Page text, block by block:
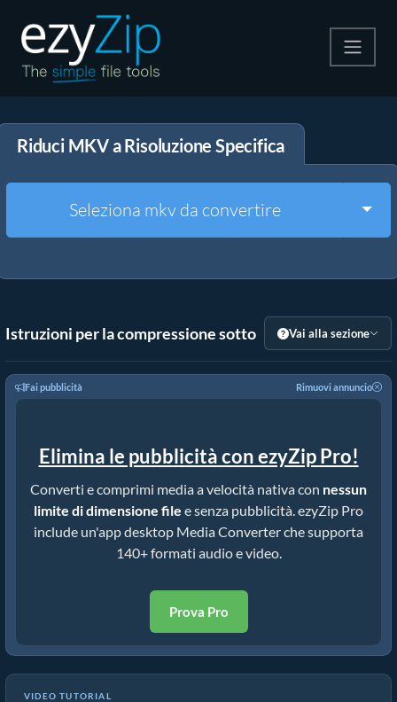
Decomprimi
Altri strumenti
Riduci MKV a Risoluzione Specifica
Seleziona mkv da convertire
Istruzioni per la compressione sotto Vai alla sezione
Fai pubblicità Rimuovi annuncio
Elimina le pubblicità con ezyZip Pro!
Converti e comprimi media a velocità nativa con nessun
limite di dimensione file e senza pubblicità. ezyZip Pro
include un'app desktop Media Converter che supporta
140+ formati audio e video.
Prova Pro
VIDEO TUTORIAL